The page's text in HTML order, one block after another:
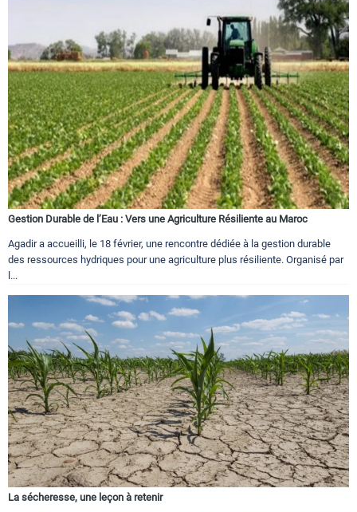
Gestion Durable de l’Eau : Vers une Agriculture Résiliente au Maroc
Agadir a accueilli, le 18 février, une rencontre dédiée à la gestion durable
des ressources hydriques pour une agriculture plus résiliente. Organisé par
l...
La sécheresse, une leçon à retenir